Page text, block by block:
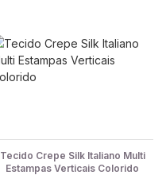
Tecido Crepe Silk Italiano Multi
Estampas Verticais Colorido